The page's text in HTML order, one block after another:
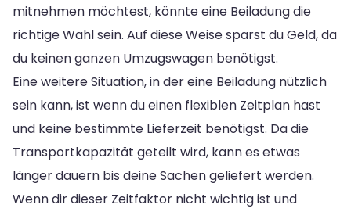
mitnehmen möchtest, könnte eine Beiladung die
richtige Wahl sein. Auf diese Weise sparst du Geld, da
du keinen ganzen Umzugswagen benötigst.
Eine weitere Situation, in der eine Beiladung nützlich
sein kann, ist wenn du einen flexiblen Zeitplan hast
und keine bestimmte Lieferzeit benötigst. Da die
Transportkapazität geteilt wird, kann es etwas
länger dauern bis deine Sachen geliefert werden.
Wenn dir dieser Zeitfaktor nicht wichtig ist und